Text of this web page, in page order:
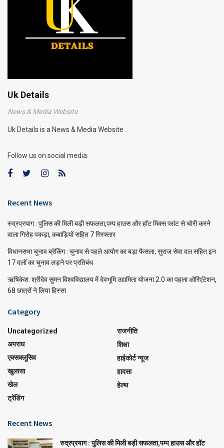
Uk Details
News & Media Website
Uk Details is a News & Media Website .
Follow us on social media:
Recent News
रुद्रप्रयाग : पुलिस की मिली बड़ी सफलता,पम्प हाउस और हॉट मिक्स प्लांट से चोरी करने
वाला गिरोह पकड़ा, कबाड़ियों सहित 7 गिरफ्तार
विधानसभा चुनाव ब्रेकिंग : चुनाव से पहले आयोग का बड़ा फैसला, सुराज सेवा दल सहित इन
17 दलों का चुनाव लड़ने पर प्रतिबंध
ऋषिकेश: श्रीदेव सुमन विश्वविद्यालय में देवभूमि उद्यमिता योजना 2.0 का पहला ओरिएंटेशन,
68 छात्रों ने लिया हिस्सा
Category
Uncategorized
अपराध
एक्सक्लूसिव
खुलासा
खेल
ट्रेंडिंग
राजनीति
शिक्षा
हाईकोर्ट न्यूज
हादसा
हेल्थ
Recent News
रुद्रप्रयाग : पुलिस की मिली बड़ी सफलता,पम्प हाउस और हॉट